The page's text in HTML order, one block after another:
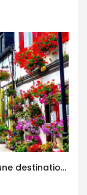
Découvrir Saint-Valery-sur-Somme : une destination idéale pour des vacances entre nature et patrimoine